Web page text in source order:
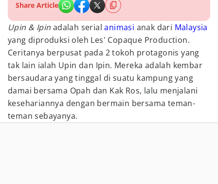
Share Article
Upin & Ipin adalah serialanimasi anak dari Malaysia
yang diproduksi oleh Les' Copaque Production.
Ceritanya berpusat pada 2 tokoh protagonis yang
tak lain ialah Upin dan Ipin. Mereka adalah kembar
bersaudara yang tinggal di suatu kampung yang
damai bersama Opah dan Kak Ros, lalu menjalani
kesehariannya dengan bermain bersama teman-
teman sebayanya.